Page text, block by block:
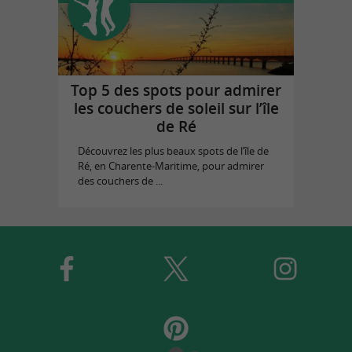
Top 5 des spots pour admirer
les couchers de soleil sur l’île
de Ré
Découvrez les plus beaux spots de l’île de
Ré, en Charente-Maritime, pour admirer
des couchers de ...